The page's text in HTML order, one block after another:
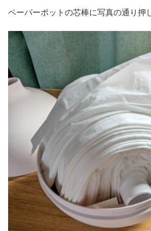
ペーパーポットの芯棒に写真の通り押